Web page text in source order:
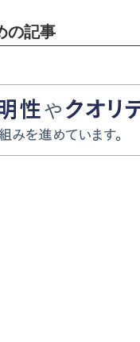
の記事